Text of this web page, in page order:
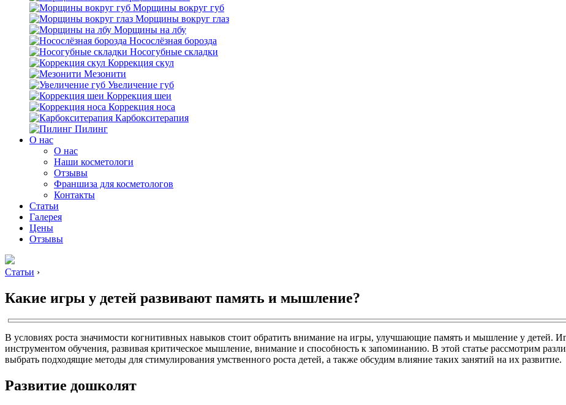
Морщины вокруг губ
Морщины вокруг глаз
Морщины на лбу
Носослёзная борозда
Носогубные складки
Коррекция скул
Мезонити
Увеличение губ
Коррекция шеи
Коррекция носа
Карбокситерапия
Пилинг
O нас
O нас
Наши косметологи
Отзывы
Франшиза для косметологов
Контакты
Статьи
Галерея
Цены
Отзывы
Статьи ›
Какие игры у детей развивают память и мышление?
В условиях роста значимости когнитивных навыков стоит обратить внимание на игры, улучшающие память и мышление у детей.
инструментом обучения, развивая критическое мышление, внимание и способность к запоминанию. В этой статье рассмотрим
выбрать подходящие методы для стимулирования умственного роста детей, а также обсудим влияние таких занятий на их развитие.
Развитие дошколят